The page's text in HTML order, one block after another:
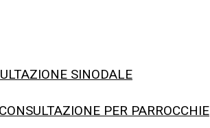
SINODALE
PER PARROCCHIE